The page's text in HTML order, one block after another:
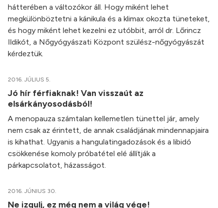
hátterében a változókor áll. Hogy miként lehet
megkülönböztetni a kánikula és a klimax okozta tüneteket,
és hogy miként lehet kezelni ez utóbbit, arról dr. Lőrincz
Ildikót, a Nőgyógyászati Központ szülész-nőgyógyászát
kérdeztük.
2016. JÚLIUS 5.
Jó hír férfiaknak! Van visszaút az
elsárkányosodásból!
A menopauza számtalan kellemetlen tünettel jár, amely
nem csak az érintett, de annak családjának mindennapjaira
is kihathat. Ugyanis a hangulatingadozások és a libidó
csökkenése komoly próbatétel elé állítják a
párkapcsolatot, házasságot.
2016. JÚNIUS 30.
Ne izgulj, ez még nem a világ vége!